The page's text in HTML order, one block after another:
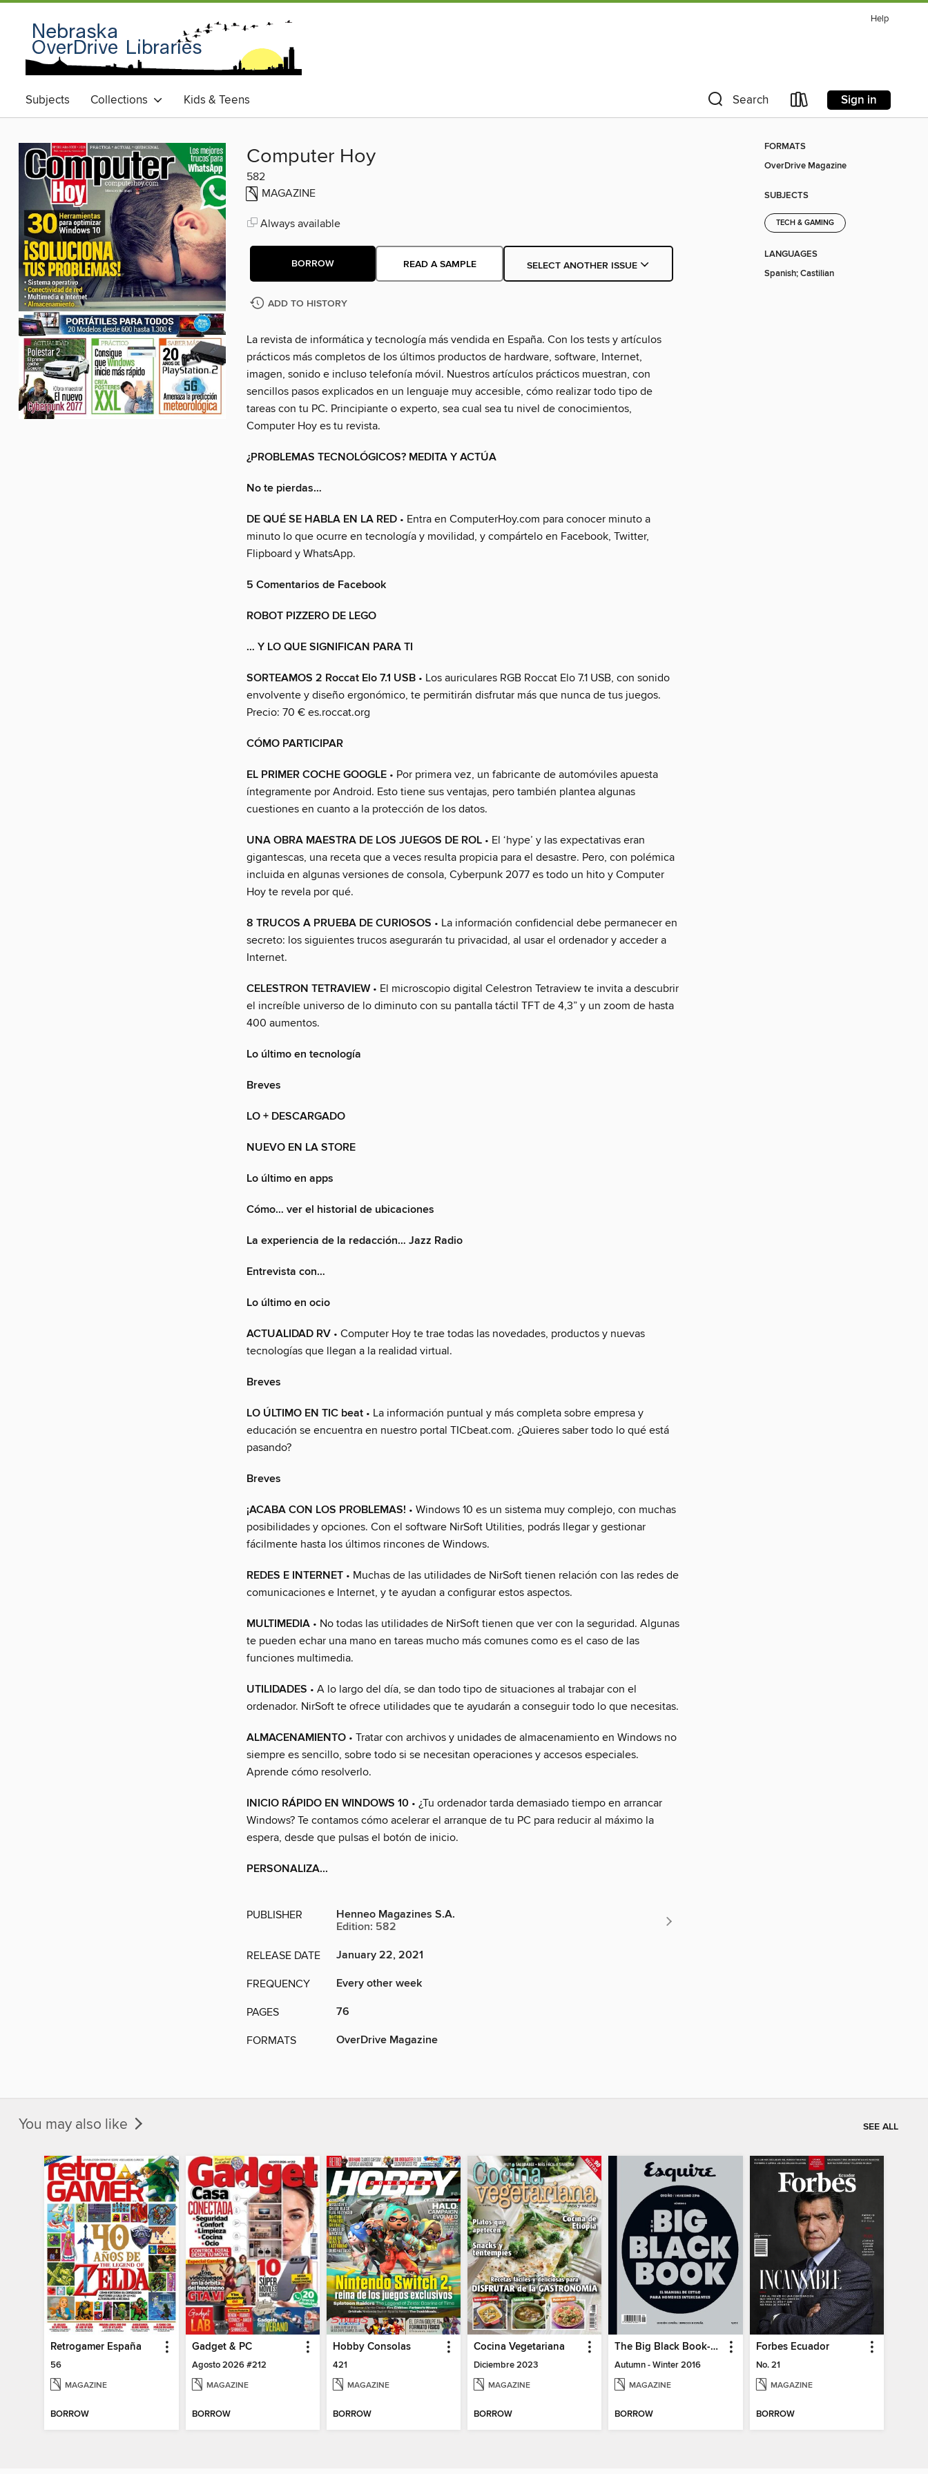
Help
Subjects Collections Kids & Teens Search Sign in
Computer Hoy
582
MAGAZINE
Always available
BORROW READ A SAMPLE SELECT ANOTHER ISSUE
ADD TO HISTORY
La revista de informática y tecnología más vendida en España. Con los tests y artículos
prácticos más completos de los últimos productos de hardware, software, Internet,
imagen, sonido e incluso telefonía móvil. Nuestros artículos prácticos muestran, con
sencillos pasos explicados en un lenguaje muy accesible, cómo realizar todo tipo de
tareas con tu PC. Principiante o experto, sea cual sea tu nivel de conocimientos,
Computer Hoy es tu revista.
¿PROBLEMAS TECNOLÓGICOS? MEDITA Y ACTÚA
No te pierdas…
DE QUÉ SE HABLA EN LA RED • Entra en ComputerHoy.com para conocer minuto a
minuto lo que ocurre en tecnología y movilidad, y compártelo en Facebook, Twitter,
Flipboard y WhatsApp.
5 Comentarios de Facebook
ROBOT PIZZERO DE LEGO
… Y LO QUE SIGNIFICAN PARA TI
SORTEAMOS 2 Roccat Elo 7.1 USB • Los auriculares RGB Roccat Elo 7.1 USB, con sonido
envolvente y diseño ergonómico, te permitirán disfrutar más que nunca de tus juegos.
Precio: 70 € es.roccat.org
CÓMO PARTICIPAR
EL PRIMER COCHE GOOGLE • Por primera vez, un fabricante de automóviles apuesta
íntegramente por Android. Esto tiene sus ventajas, pero también plantea algunas
cuestiones en cuanto a la protección de los datos.
UNA OBRA MAESTRA DE LOS JUEGOS DE ROL • El ‘hype’ y las expectativas eran
gigantescas, una receta que a veces resulta propicia para el desastre. Pero, con polémica
incluida en algunas versiones de consola, Cyberpunk 2077 es todo un hito y Computer
Hoy te revela por qué.
8 TRUCOS A PRUEBA DE CURIOSOS • La información confidencial debe permanecer en
secreto: los siguientes trucos asegurarán tu privacidad, al usar el ordenador y acceder a
Internet.
CELESTRON TETRAVIEW• El microscopio digital Celestron Tetraview te invita a descubrir
el increíble universo de lo diminuto con su pantalla táctil TFT de 4,3” y un zoom de hasta
400 aumentos.
Lo último en tecnología
Breves
LO + DESCARGADO
NUEVO EN LA STORE
Lo último en apps
Cómo… ver el historial de ubicaciones
La experiencia de la redacción… Jazz Radio
Entrevista con…
Lo último en ocio
ACTUALIDAD RV • Computer Hoy te trae todas las novedades, productos y nuevas
tecnologías que llegan a la realidad virtual.
Breves
LO ÚLTIMO EN TIC beat • La información puntual y más completa sobre empresa y
educación se encuentra en nuestro portal TICbeat.com. ¿Quieres saber todo lo qué está
pasando?
Breves
¡ACABA CON LOS PROBLEMAS! • Windows 10 es un sistema muy complejo, con muchas
posibilidades y opciones. Con el software NirSoft Utilities, podrás llegar y gestionar
fácilmente hasta los últimos rincones de Windows.
REDES E INTERNET • Muchas de las utilidades de NirSoft tienen relación con las redes de
comunicaciones e Internet, y te ayudan a configurar estos aspectos.
MULTIMEDIA • No todas las utilidades de NirSoft tienen que ver con la seguridad. Algunas
te pueden echar una mano en tareas mucho más comunes como es el caso de las
funciones multimedia.
UTILIDADES • A lo largo del día, se dan todo tipo de situaciones al trabajar con el
ordenador. NirSoft te ofrece utilidades que te ayudarán a conseguir todo lo que necesitas.
ALMACENAMIENTO • Tratar con archivos y unidades de almacenamiento en Windows no
siempre es sencillo, sobre todo si se necesitan operaciones y accesos especiales.
Aprende cómo resolverlo.
INICIO RÁPIDO EN WINDOWS 10 • ¿Tu ordenador tarda demasiado tiempo en arrancar
Windows? Te contamos cómo acelerar el arranque de tu PC para reducir al máximo la
espera, desde que pulsas el botón de inicio.
PERSONALIZA...
PUBLISHER
Henneo Magazines S.A.
Edition: 582
RELEASE DATE January 22, 2021
FREQUENCY Every other week
PAGES 76
FORMATS OverDrive Magazine
FORMATS
OverDrive Magazine
SUBJECTS
TECH & GAMING
LANGUAGES
Spanish; Castilian
You may also like SEE ALL
Retrogamer España
56
MAGAZINE
BORROW
Gadget & PC
Agosto 2026 #212
MAGAZINE
BORROW
Hobby Consolas
421
MAGAZINE
BORROW
Cocina Vegetariana
Diciembre 2023
MAGAZINE
BORROW
The Big Black Book-España
Autumn - Winter 2016
MAGAZINE
BORROW
Forbes Ecuador
No. 21
MAGAZINE
BORROW